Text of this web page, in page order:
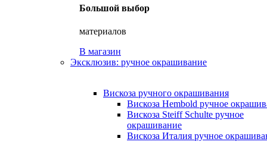
Большой выбор
материалов
В магазин
Эксклюзив: ручное окрашивание
Вискоза ручного окрашивания
Вискоза Hembold ручное
Вискоза Steiff Schulte ручное
окрашивание
Вискоза Италия ручное